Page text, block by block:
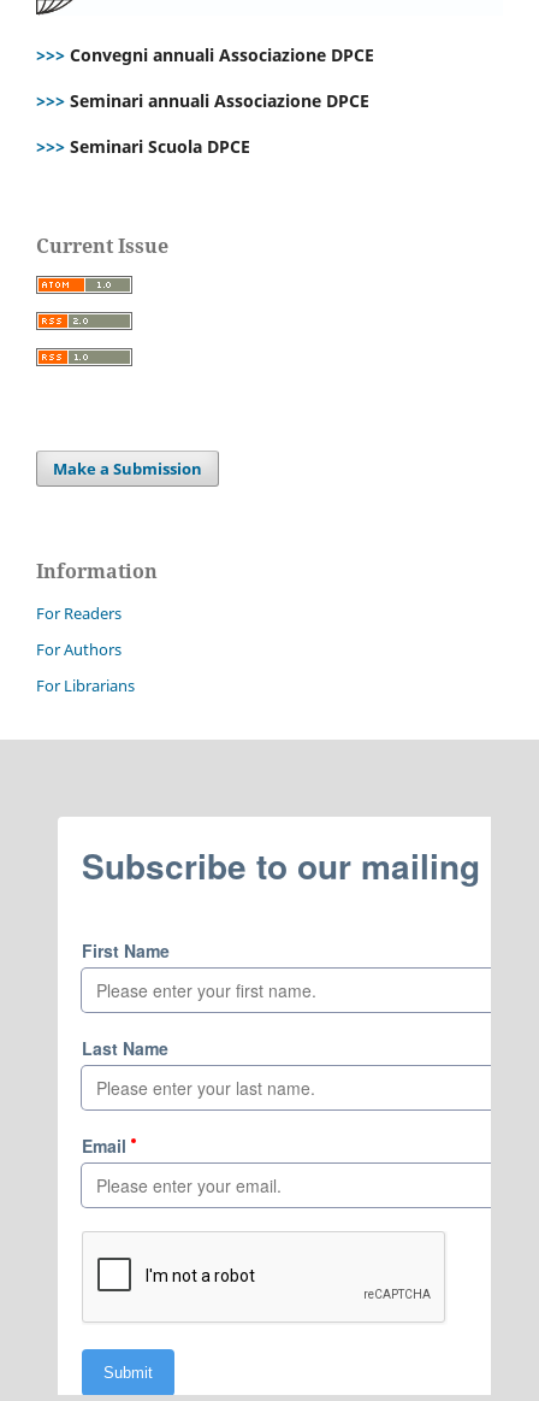
>>> Convegni annuali Associazione DPCE
>>> Seminari annuali Associazione DPCE
>>> Seminari Scuola DPCE
Current Issue
Make a Submission
Information
For Readers
For Authors
For Librarians